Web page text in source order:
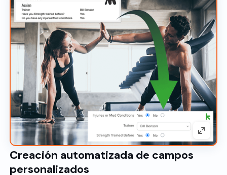
Creación automatizada de campos
personalizados